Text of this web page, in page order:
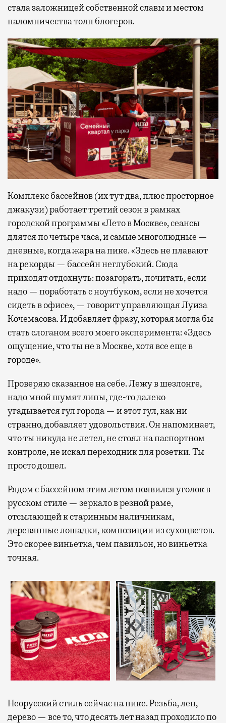
стала заложницей собственной славы и местом
паломничества толп блогеров.
Комплекс бассейнов (их тут два, плюс просторное
джакузи) работает третий сезон в рамках
городской программы «Лето в Москве», сеансы
длятся по четыре часа, и самые многолюдные —
дневные, когда жара на пике. «Здесь не плавают
на рекорды — бассейн неглубокий. Сюда
приходят отдохнуть: позагорать, почитать, если
надо — поработать с ноутбуком, если не хочется
сидеть в офисе», — говорит управляющая Луиза
Кочемасова. И добавляет фразу, которая могла бы
стать слоганом всего моего эксперимента: «Здесь
ощущение, что ты не в Москве, хотя все еще в
городе».
Проверяю сказанное на себе. Лежу в шезлонге,
надо мной шумят липы, где-то далеко
угадывается гул города — и этот гул, как ни
странно, добавляет удовольствия. Он напоминает,
что ты никуда не летел, не стоял на паспортном
контроле, не искал переходник для розетки. Ты
просто дошел.
Рядом с бассейном этим летом появился уголок в
русском стиле — зеркало в резной раме,
отсылающей к старинным наличникам,
деревянные лошадки, композиции из сухоцветов.
Это скорее виньетка, чем павильон, но виньетка
точная.
Неорусский стиль сейчас на пике. Резьба, лен,
дерево — все то, что десять лет назад проходило по